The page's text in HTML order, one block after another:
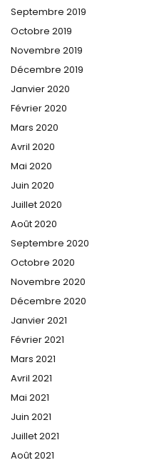
Septembre 2019
Octobre 2019
Novembre 2019
Décembre 2019
Janvier 2020
Février 2020
Mars 2020
Avril 2020
Mai 2020
Juin 2020
Juillet 2020
Août 2020
Septembre 2020
Octobre 2020
Novembre 2020
Décembre 2020
Janvier 2021
Février 2021
Mars 2021
Avril 2021
Mai 2021
Juin 2021
Juillet 2021
Août 2021